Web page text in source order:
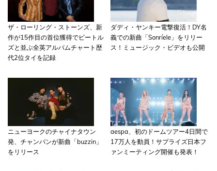
ザ・ローリング・ストーンズ、新
作が15作目の首位獲得でビートル
ズと並ぶ全英アルバムチャート歴
代2位タイを記録
ダディ・ヤンキー電撃復活！DY名
義での新曲「Sonríele」をリリー
ス！ミュージック・ビデオも公開
ニューヨークのチャイナタウン
発、チャンパンが新曲「buzzin」
をリリース
aespa、初のドームツアー4日間で
17万人を動員！サプライズ日本フ
ァンミーティング開催も発表！